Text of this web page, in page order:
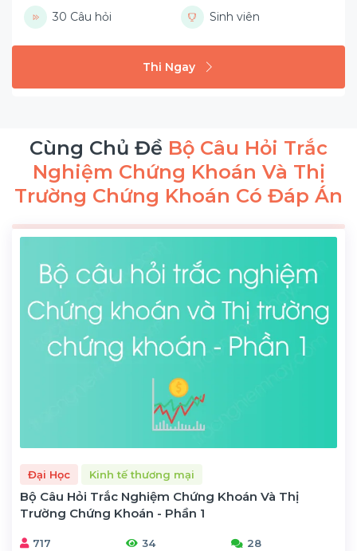
30 Câu hỏi Sinh viên
Thi Ngay
Cùng Chủ Đề Bộ Câu Hỏi Trắc
Nghiệm Chứng Khoán Và Thị
Trường Chứng Khoán Có Đáp Án
Đại Học Kinh tế thương mại
Bộ Câu Hỏi Trắc Nghiệm Chứng Khoán Và Thị
Trường Chứng Khoán - Phần 1
717 34 28